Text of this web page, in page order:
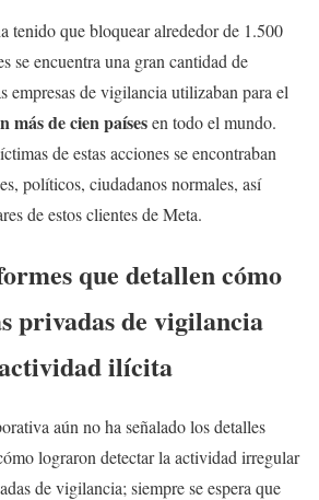
tenido que bloquear alrededor de 1.500
se encuentra una gran cantidad de
empresas de vigilancia utilizaban para el
más de cien paísesen todo el mundo.
de estas acciones se encontraban
políticos, ciudadanos normales, así
de estos clientes de Meta.
que detallen cómo
privadas de vigilancia
ilícita
aún no ha señalado los detalles
lograron detectar la actividad irregular
de vigilancia; siempre se espera que